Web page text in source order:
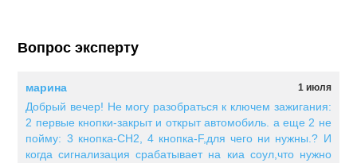
Вопрос эксперту
1 июля
марина
Добрый вечер! Не могу разобраться к ключем зажигания:
2 первые кнопки-закрыт и открыт автомобиль. а еще 2 не
пойму: 3 кнопка-СН2, 4 кнопка-F,для чего ни нужны.? И
когда сигнализация срабатывает на киа соул,что нужно